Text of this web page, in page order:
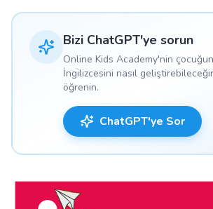
Bizi ChatGPT'ye sorun
Online Kids Academy'nin
İngilizcesini nasıl
öğrenin.
ChatGPT'ye Sor